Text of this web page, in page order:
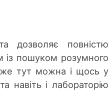
дозволяє повністю
із пошуком розумного
тут можна і щось у
навіть і лабораторію